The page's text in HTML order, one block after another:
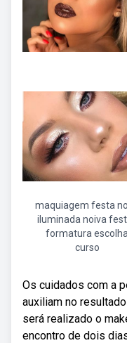
maquiagem festa
iluminada noiva
formatura escolha
curso
Os cuidados com a
auxiliam no
será realizado o
encontro de dois